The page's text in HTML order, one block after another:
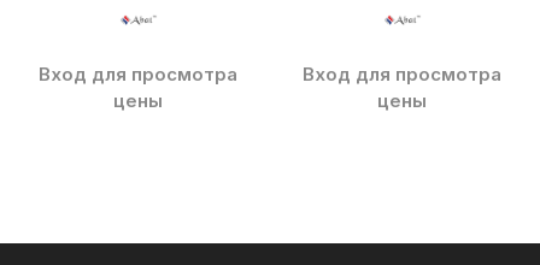
Вход для просмотра
цены
Вход для просмотра
цены